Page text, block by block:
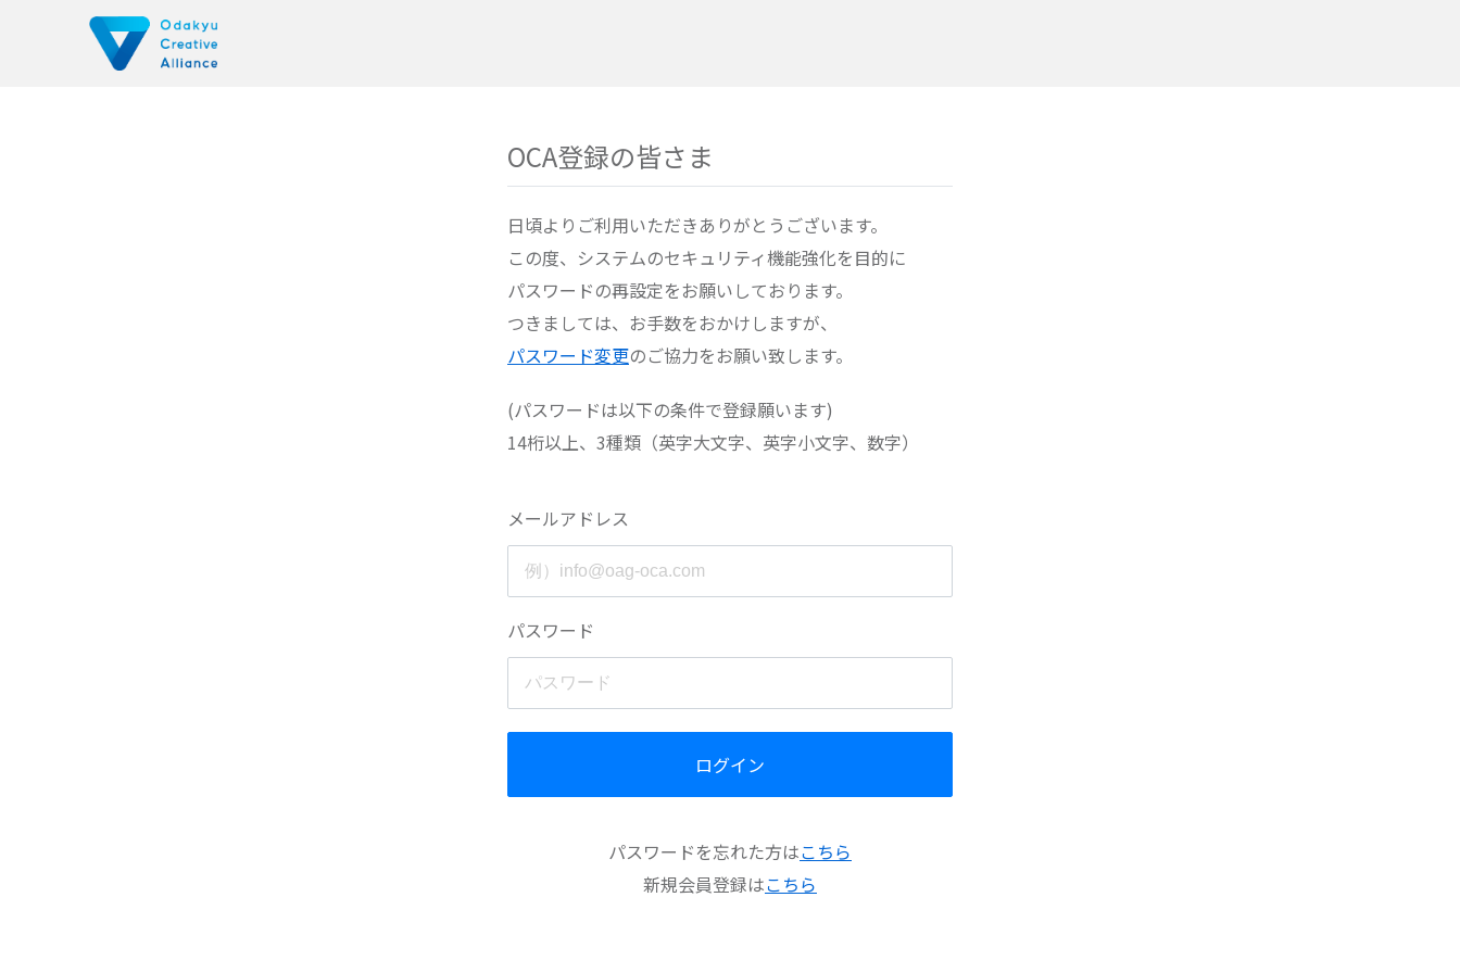
OCA登録の皆さま
日頃よりご利用いただきありがとうございます。
この度、システムのセキュリティ機能強化を目的に
パスワードの再設定をお願いしております。
つきましては、お手数をおかけしますが、
パスワード変更のご協力をお願い致します。
(パスワードは以下の条件で登録願います)
14桁以上、3種類（英字大文字、英字小文字、数字）
メールアドレス
パスワード
ログイン
パスワードを忘れた方はこちら
新規会員登録はこちら